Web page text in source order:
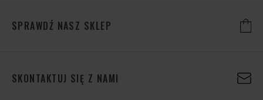
SPRAWDŹ NASZ SKLEP
SKONTAKTUJ SIĘ Z NAMI